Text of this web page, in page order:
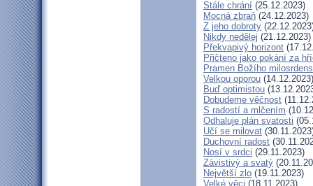
Stále chrání (25.12.2023)
Mocná zbraň (24.12.2023)
Z jeho dobroty
Nikdy nedělej (21.12.2023)
Překvapivý horizont
Přičteno jako pokání za
Pramen Božího
Velkou oporou (14.12.2023)
Buď optimistou
Dobudeme věčnost
S radostí a mlčením
Odhaluje plán svatosti
Učí se milovat
Duchovní radost
Nosí v srdci (29.11.2023)
Závistivý a svatý
Největší zlo (19.11.2023)
Velké věci (18.11.2023)